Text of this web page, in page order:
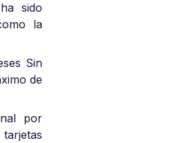
sido
la
Sin
de
por